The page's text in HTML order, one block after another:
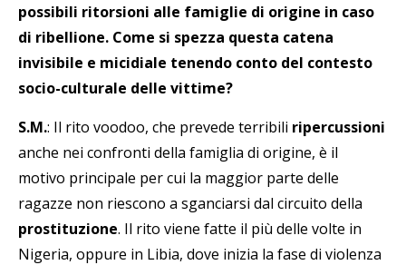
possibili ritorsioni alle famiglie di origine in caso
di ribellione. Come si spezza questa catena
invisibile e micidiale tenendo conto del contesto
socio-culturale delle vittime?
S.M.: Il rito voodoo, che prevede terribili ripercussioni
anche nei confronti della famiglia di origine, è il
motivo principale per cui la maggior parte delle
ragazze non riescono a sganciarsi dal circuito della
prostituzione. Il rito viene fatte il più delle volte in
Nigeria, oppure in Libia, dove inizia la fase di violenza